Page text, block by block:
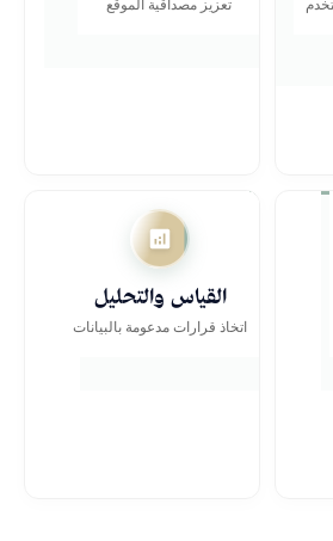
تعزيز مصداقية الموقع
القياس والتحليل
القياس والتحليل
اتخاذ قرارات مدعومة بالبيانات